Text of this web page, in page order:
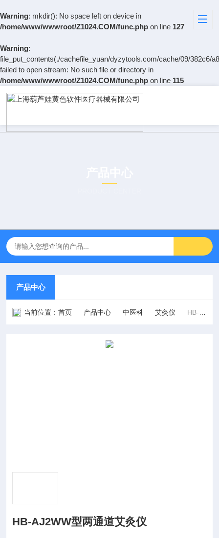
Warning: mkdir(): No space left on device in
/home/www/wwwroot/Z1024.COM/func.php on line 127
Warning:
file_put_contents(./cachefile_yuan/dyzytools.com/cache/09/382c6/
failed to open stream: No such file or directory in
/home/www/wwwroot/Z1024.COM/func.php on line 115
产品中心
当前位置：首页 产品中心 中医科 艾灸仪 HB-AJ2WW型两通道艾灸仪
HB-AJ2WW型两通道艾灸仪